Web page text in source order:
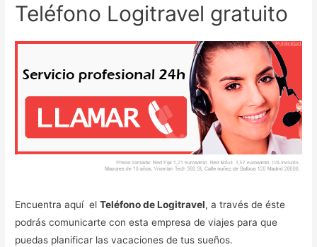
Teléfono Logitravel gratuito
Encuentra aquí elTeléfono de Logitravel, a través de éste
podrás comunicarte con esta empresa de viajes para que
puedas planificar las vacaciones de tus sueños.